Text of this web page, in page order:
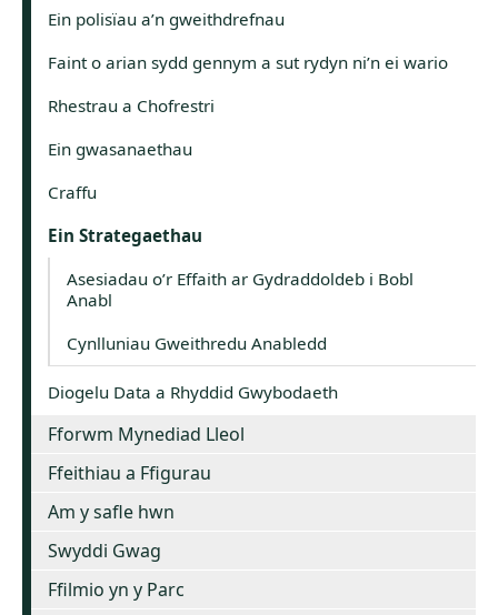
Ein polisïau a’n gweithdrefnau
Faint o arian sydd gennym a sut rydyn ni’n ei wario
Rhestrau a Chofrestri
Ein gwasanaethau
Craffu
Ein Strategaethau
Asesiadau o’r Effaith ar Gydraddoldeb i Bobl
Anabl
Cynlluniau Gweithredu Anabledd
Diogelu Data a Rhyddid Gwybodaeth
Fforwm Mynediad Lleol
Ffeithiau a Ffigurau
Am y safle hwn
Swyddi Gwag
Ffilmio yn y Parc